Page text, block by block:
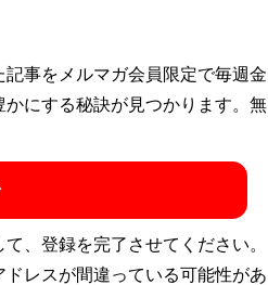
事をメルマガ会員限定で毎週金
にする秘訣が見つかります。無
、登録を完了させてください。
レスが間違っている可能性があ